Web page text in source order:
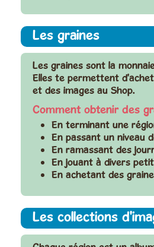
Les graines
Les graines sont la
Elles te permettent
et des images au Shop.
Comment obtenir des
En terminant une
En passant un niveau
En ramassant des
En jouant à divers
En achetant des
Les collections